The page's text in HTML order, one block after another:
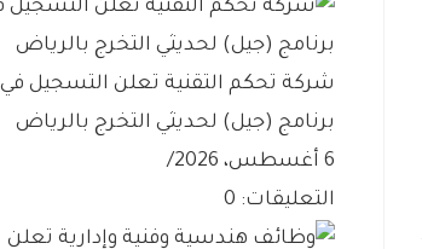
شركة تحكم التقنية تعلن التسجيل في
برنامج (جيل) لحديثي التخرج بالرياض
6 أغسطس، 2026
/
التعليقات: 0